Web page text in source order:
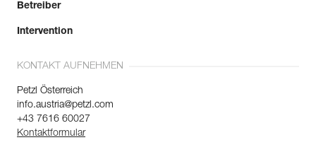
Betreiber
Intervention
KONTAKT AUFNEHMEN
Petzl Österreich
info.austria@petzl.com
+43 7616 60027
Kontaktformular